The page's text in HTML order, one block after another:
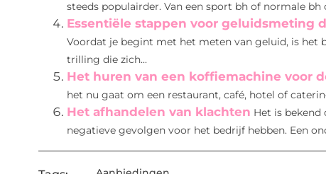
steeds populairder. Van een sport bh of normale
Essentiële stappen voor geluidsmeting
Voordat je begint met het meten van geluid, is het
trilling die zich...
Het huren van een koffiemachine voor
het nu gaat om een restaurant, café, hotel of
Het afhandelen van klachten Het is bekend
negatieve gevolgen voor het bedrijf hebben. Een